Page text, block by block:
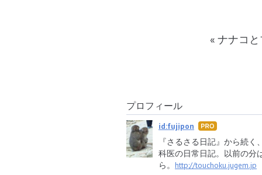
« ナナコ
プロフィール
id:fujipon はて
なブ
ログ
Pro
『さるさる日記』から続く
科医の日常日記。以前の分
ら。 http://touchoku.jugem.jp